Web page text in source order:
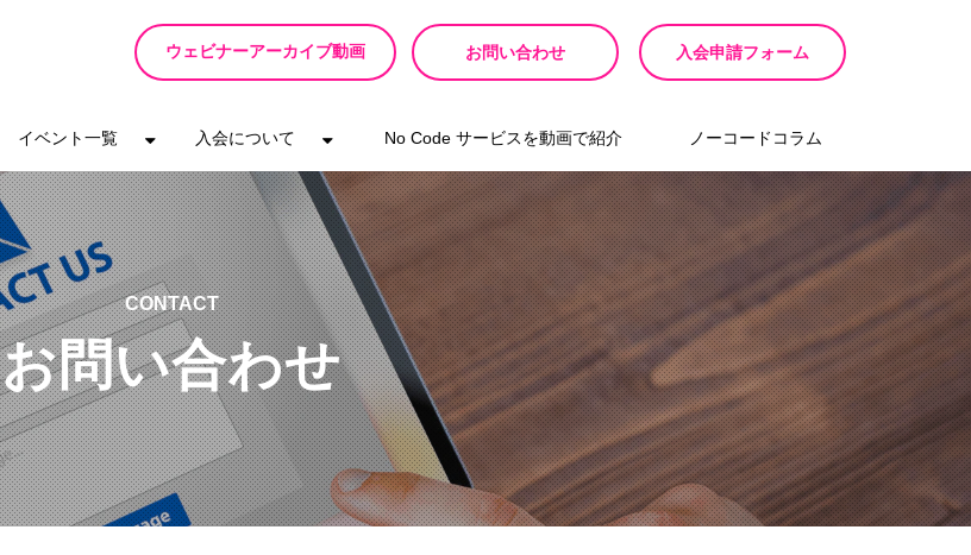
ウェビナーアーカイブ動画 お問い合わせ 入会申請フォーム
イベント一覧 入会について No Code サービスを動画で紹介 ノーコードコラム
CONTACT
お問い合わせ